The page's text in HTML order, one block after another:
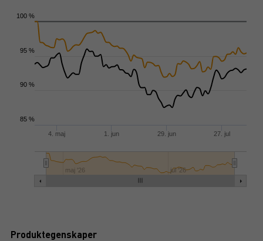
4. maj 1. jun 29. jun 27. jul
maj '26 jul '26
85 %
90 %
95 %
100 %
Produktegenskaper